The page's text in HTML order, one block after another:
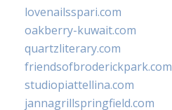
lovenailsspari.com
oakberry-kuwait.com
quartzliterary.com
friendsofbroderickpark.com
studiopiattellina.com
jannagrillspringfield.com